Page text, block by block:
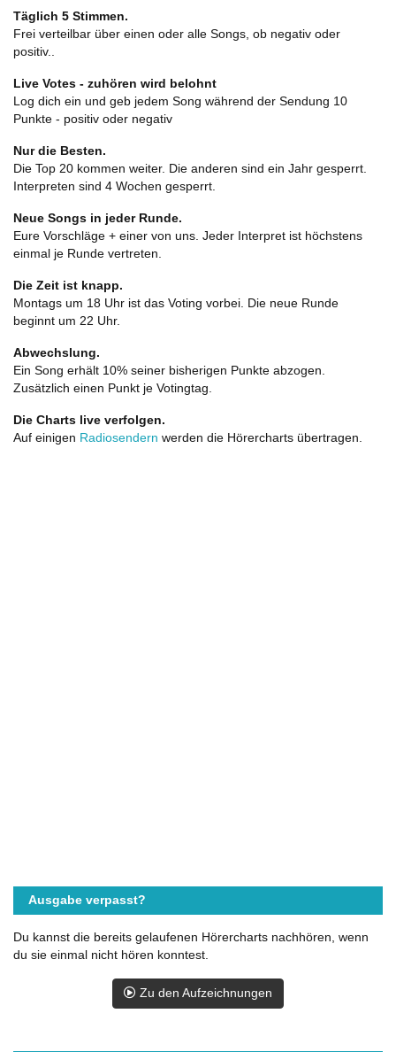
Täglich 5 Stimmen.
Frei verteilbar über einen oder alle Songs, ob negativ oder
positiv..
Live Votes - zuhören wird belohnt
Log dich ein und geb jedem Song während der Sendung 10
Punkte - positiv oder negativ
Nur die Besten.
Die Top 20 kommen weiter. Die anderen sind ein Jahr gesperrt.
Interpreten sind 4 Wochen gesperrt.
Neue Songs in jeder Runde.
Eure Vorschläge + einer von uns. Jeder Interpret ist höchstens
einmal je Runde vertreten.
Die Zeit ist knapp.
Montags um 18 Uhr ist das Voting vorbei. Die neue Runde
beginnt um 22 Uhr.
Abwechslung.
Ein Song erhält 10% seiner bisherigen Punkte abzogen.
Zusätzlich einen Punkt je Votingtag.
Die Charts live verfolgen.
Auf einigen Radiosendern werden die Hörercharts übertragen.
Ausgabe verpasst?
Du kannst die bereits gelaufenen Hörercharts nachhören, wenn
du sie einmal nicht hören konntest.
Zu den Aufzeichnungen